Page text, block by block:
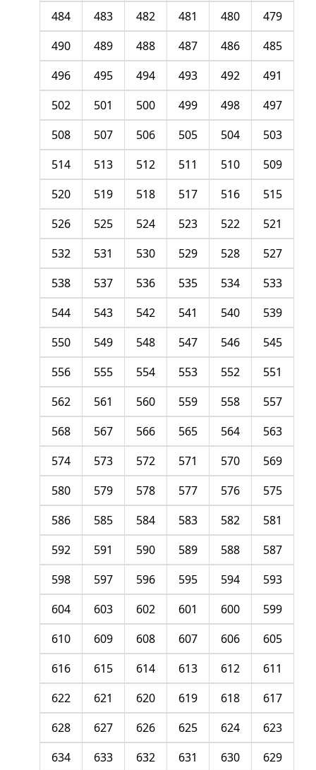
479
480
481
482
483
484
485
486
487
488
489
490
491
492
493
494
495
496
497
498
499
500
501
502
503
504
505
506
507
508
509
510
511
512
513
514
515
516
517
518
519
520
521
522
523
524
525
526
527
528
529
530
531
532
533
534
535
536
537
538
539
540
541
542
543
544
545
546
547
548
549
550
551
552
553
554
555
556
557
558
559
560
561
562
563
564
565
566
567
568
569
570
571
572
573
574
575
576
577
578
579
580
581
582
583
584
585
586
587
588
589
590
591
592
593
594
595
596
597
598
599
600
601
602
603
604
605
606
607
608
609
610
611
612
613
614
615
616
617
618
619
620
621
622
623
624
625
626
627
628
629
630
631
632
633
634